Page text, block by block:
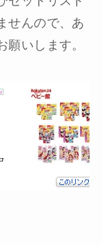
せんので、あ
願いします。